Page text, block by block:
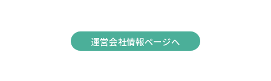
運営会社情報ページへ